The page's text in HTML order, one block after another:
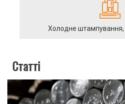
Холодне штампування,
Статті